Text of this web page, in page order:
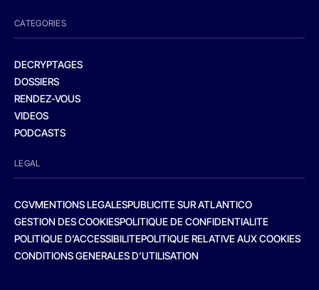
CATEGORIES
DECRYPTAGES
DOSSIERS
RENDEZ-VOUS
VIDEOS
PODCASTS
LEGAL
CGVMENTIONS LEGALESPUBLICITE SUR ATLANTICO
GESTION DES COOKIESPOLITIQUE DE CONFIDENTIALITE
POLITIQUE D’ACCESSIBILITEPOLITIQUE RELATIVE AUX COOKIES
CONDITIONS GENERALES D’UTILISATION